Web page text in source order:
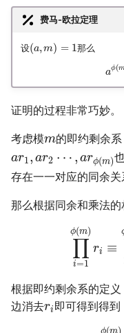
费马-欧拉定理
设(a, m) = 1 那么
aϕ(
证明的过程非常巧妙。
考虑模m的即约剩余系
ar1, ar2 ⋯ , arϕ(m)
存在一一对应的同余关
那么根据同余和乘法的
ϕ(m)
∏
i=1
ri ≡
根据即约剩余系的定义
边消去ri 即可得到得到